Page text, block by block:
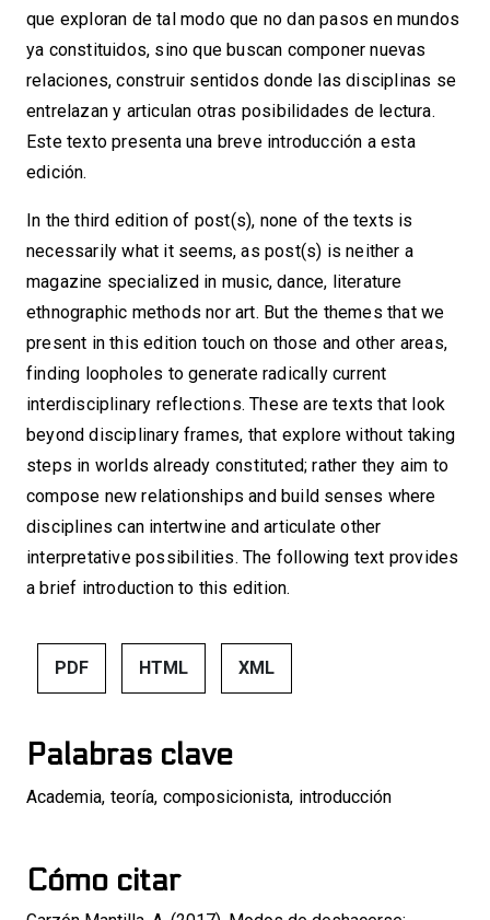
Palabras clave
Academia, teoría, composicionista, introducción
Cómo citar
que exploran de tal modo que no dan pasos en mundos
ya constituidos, sino que buscan componer nuevas
relaciones, construir sentidos donde las disciplinas se
entrelazan y articulan otras posibilidades de lectura.
Este texto presenta una breve introducción a esta
edición.
In the third edition of post(s), none of the texts is
necessarily what it seems, as post(s) is neither a
magazine specialized in music, dance, literature
ethnographic methods nor art. But the themes that we
present in this edition touch on those and other areas,
finding loopholes to generate radically current
interdisciplinary reflections. These are texts that look
beyond disciplinary frames, that explore without taking
steps in worlds already constituted; rather they aim to
compose new relationships and build senses where
disciplines can intertwine and articulate other
interpretative possibilities. The following text provides
a brief introduction to this edition.
PDF HTML XML